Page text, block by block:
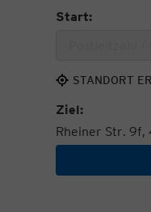
Start:
STANDORT
Ziel:
Rheiner Str. 9f,